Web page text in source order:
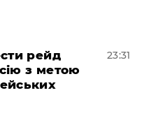
рейд
з метою
23:31